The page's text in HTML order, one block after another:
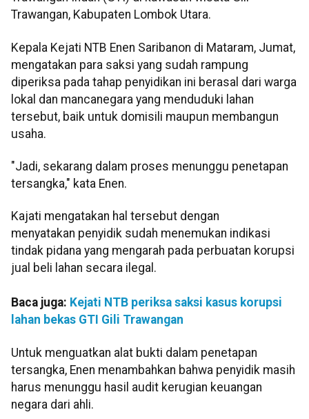
Trawangan, Kabupaten Lombok Utara.
Kepala Kejati NTB Enen Saribanon di Mataram, Jumat,
mengatakan para saksi yang sudah rampung
diperiksa pada tahap penyidikan ini berasal dari warga
lokal dan mancanegara yang menduduki lahan
tersebut, baik untuk domisili maupun membangun
usaha.
"Jadi, sekarang dalam proses menunggu penetapan
tersangka," kata Enen.
Kajati mengatakan hal tersebut dengan
menyatakan penyidik sudah menemukan indikasi
tindak pidana yang mengarah pada perbuatan korupsi
jual beli lahan secara ilegal.
Baca juga: Kejati NTB periksa saksi kasus korupsi
lahan bekas GTI Gili Trawangan
Untuk menguatkan alat bukti dalam penetapan
tersangka, Enen menambahkan bahwa penyidik masih
harus menunggu hasil audit kerugian keuangan
negara dari ahli.